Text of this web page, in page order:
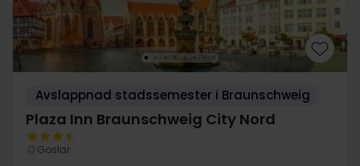
Avslappnad stadssemester i Braunschweig
Plaza Inn Braunschweig City Nord
Goslar